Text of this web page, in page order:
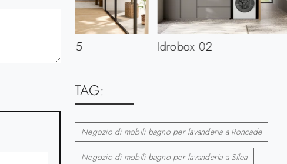
Modo Laundry 05 Idrobox 02
TAG:
Negozio di mobili bagno per lavanderia a Roncade
Negozio di mobili bagno per lavanderia a Silea